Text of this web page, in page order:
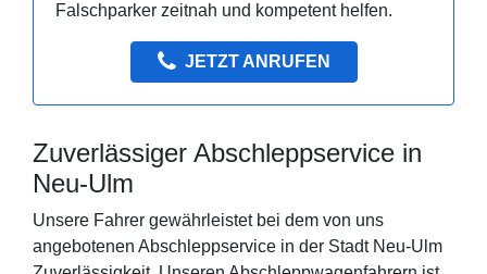
Falschparker zeitnah und kompetent helfen.
JETZT ANRUFEN
Zuverlässiger Abschleppservice in
Neu-Ulm
Unsere Fahrer gewährleistet bei dem von uns
angebotenen Abschleppservice in der Stadt Neu-Ulm